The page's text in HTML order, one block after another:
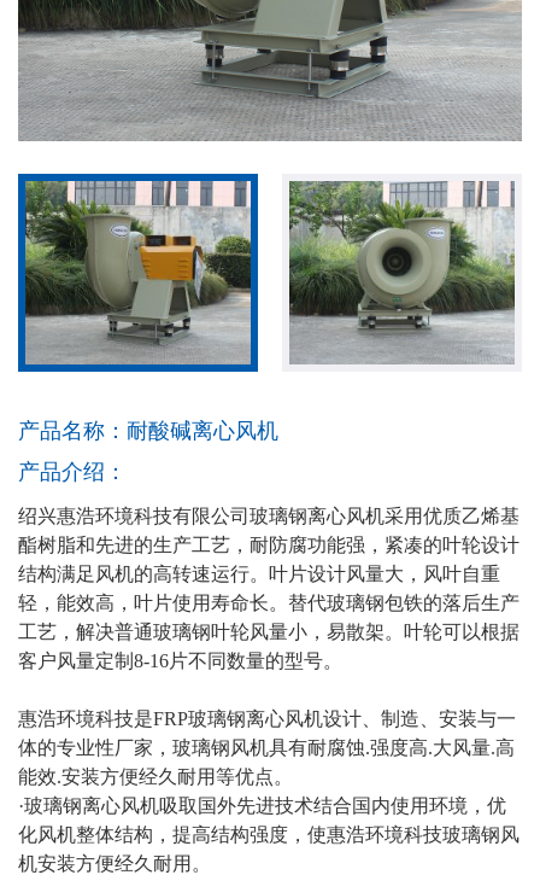
产品名称： 耐酸碱离心风机
产品介绍：
绍兴惠浩环境科技有限公司玻璃钢离心风机采用优质乙烯基
酯树脂和先进的生产工艺，耐防腐功能强，紧凑的叶轮设计
结构满足风机的高转速运行。叶片设计风量大，风叶自重
轻，能效高，叶片使用寿命长。替代玻璃钢包铁的落后生产
工艺，解决普通玻璃钢叶轮风量小，易散架。叶轮可以根据
客户风量定制8-16片不同数量的型号。
惠浩环境科技是FRP玻璃钢离心风机设计、制造、安装与一
体的专业性厂家，玻璃钢风机具有耐腐蚀.强度高.大风量.高
能效.安装方便经久耐用等优点。
·玻璃钢离心风机吸取国外先进技术结合国内使用环境，优
化风机整体结构，提高结构强度，使惠浩环境科技玻璃钢风
机安装方便经久耐用。